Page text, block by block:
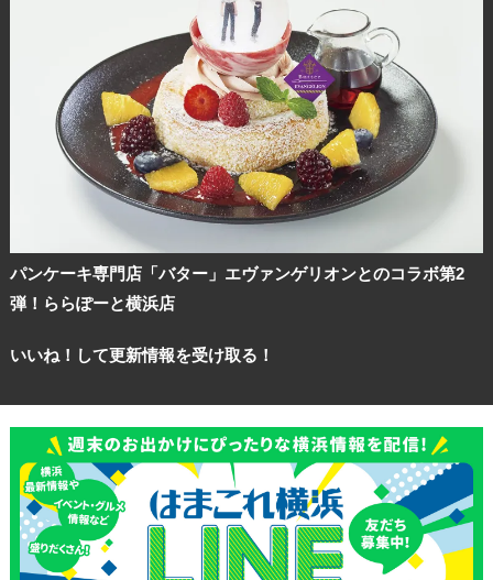
パンケーキ専門店「バター」エヴァンゲリオンとのコラボ第2
弾！ららぽーと横浜店
いいね！して更新情報を受け取る！
観光ガイド
ランキング
ブログ記事
サイトについて